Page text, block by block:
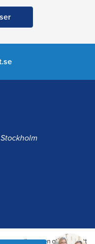
oss gärna men glöm inte att